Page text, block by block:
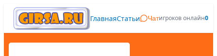
ГлавнаяСтатьи Чатигроков онлайн0